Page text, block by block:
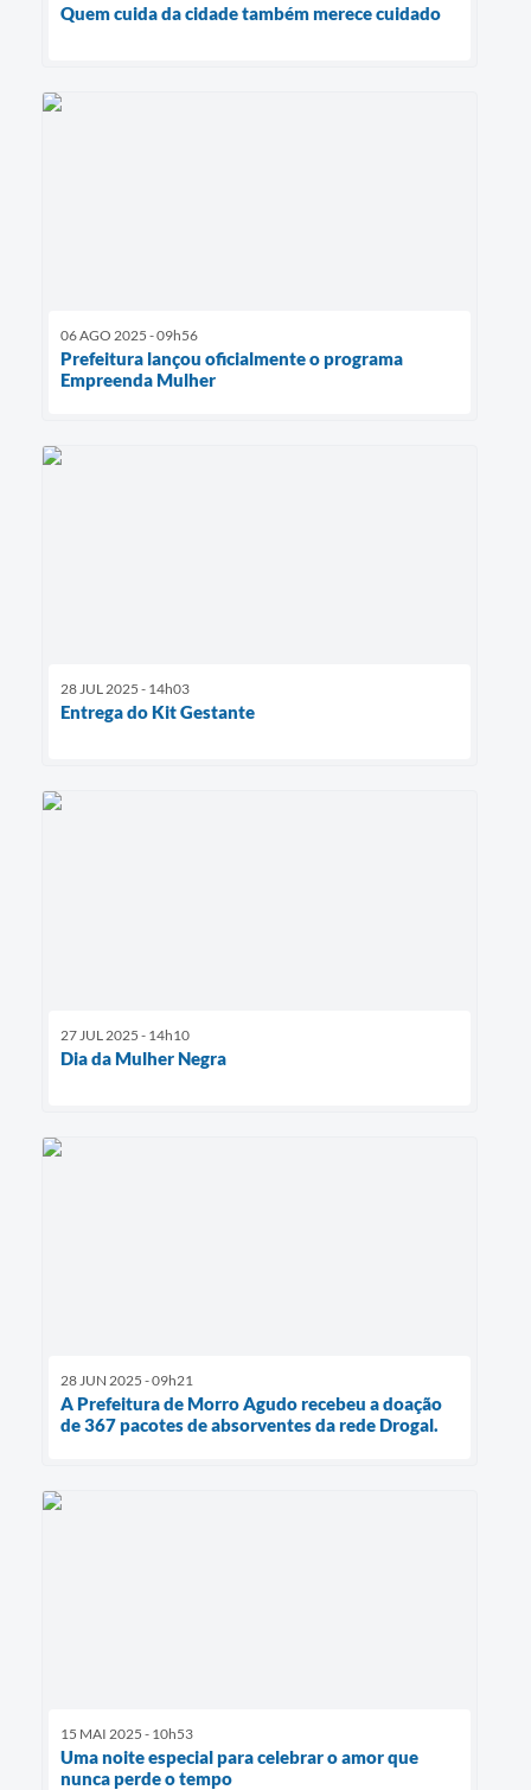
Quem cuida da cidade também merece cuidado
06 AGO 2025 - 09h56
Prefeitura lançou oficialmente o programa
Empreenda Mulher
28 JUL 2025 - 14h03
Entrega do Kit Gestante
27 JUL 2025 - 14h10
Dia da Mulher Negra
28 JUN 2025 - 09h21
A Prefeitura de Morro Agudo recebeu a doação
de 367 pacotes de absorventes da rede Drogal.
15 MAI 2025 - 10h53
Uma noite especial para celebrar o amor que
nunca perde o tempo